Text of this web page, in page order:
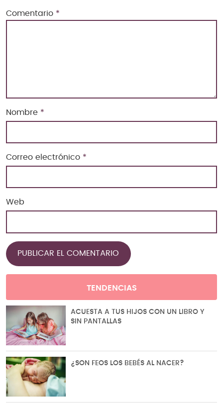
Comentario *
Nombre *
Correo electrónico *
Web
TENDENCIAS
ACUESTA A TUS HIJOS CON UN LIBRO Y
SIN PANTALLAS
¿SON FEOS LOS BEBÉS AL NACER?